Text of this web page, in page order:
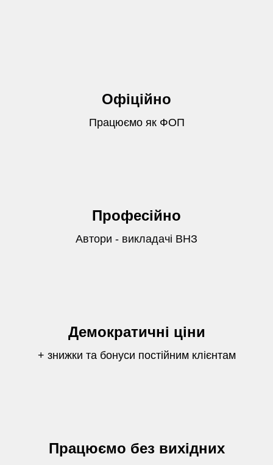
Офіційно
Працюємо як ФОП
Професійно
Автори - викладачі ВНЗ
Демократичні ціни
+ знижки та бонуси постійним клієнтам
Працюємо без вихідних